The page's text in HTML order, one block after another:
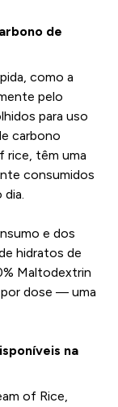
de
como a
pelo
para uso
carbono
rice, têm uma
consumidos
e dos
hidratos de
Maltodextrin
dose — uma
na
of Rice,